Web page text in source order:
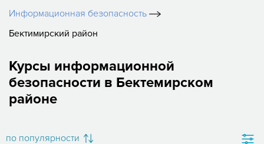
Информационная безопасность
Бектимирский район
Курсы информационной
безопасности в Бектемирском
районе
по популярности